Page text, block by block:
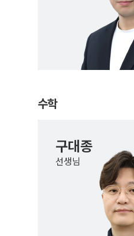
수학
구대종
선생님